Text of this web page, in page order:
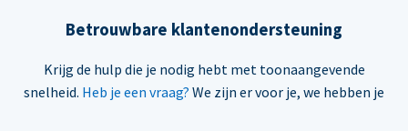
Betrouwbare klantenondersteuning
Krijg de hulp die je nodig hebt met toonaangevende
snelheid. Heb je een vraag? We zijn er voor je, we hebben je